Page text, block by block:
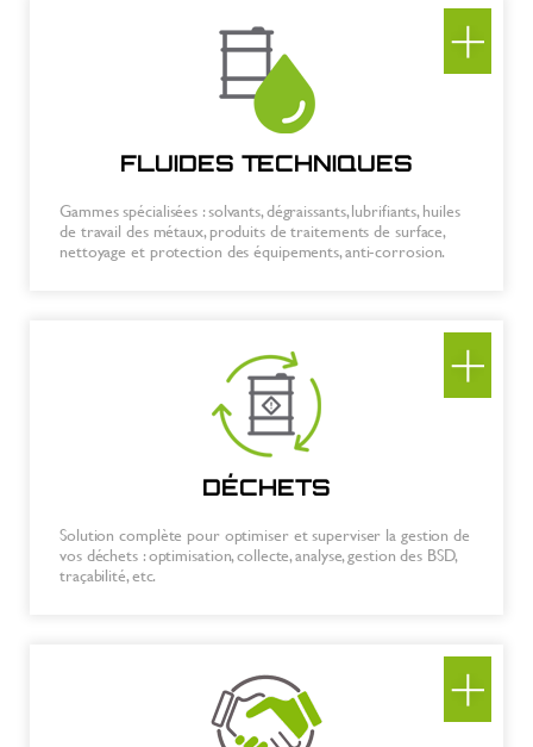
FLUIDES TECHNIQUES
Gammes spécialisées : solvants, dégraissants, lubrifiants, huiles
de travail des métaux, produits de traitements de surface,
nettoyage et protection des équipements, anti-corrosion.
DÉCHETS
Solution complète pour optimiser et superviser la gestion de
vos déchets : optimisation, collecte, analyse, gestion des BSD,
traçabilité, etc.